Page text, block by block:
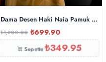
Dama Desen Haki Naia Pamuk Şal
₺1,200.00 ₺699.90
Sepette₺349.95